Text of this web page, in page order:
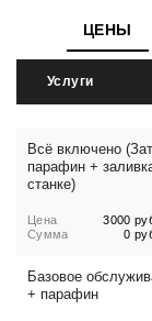
ЦЕНЫ
Услуги
Всё включено
парафин +
станке)
Цена
3000
Сумма
0
Базовое
+ парафин